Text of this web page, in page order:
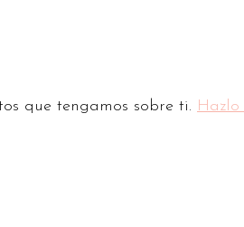
que tengamos sobre ti.